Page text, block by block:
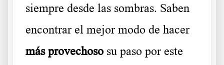
siempre desde las sombras. Saben
encontrar el mejor modo de hacer
más provechososu paso por este